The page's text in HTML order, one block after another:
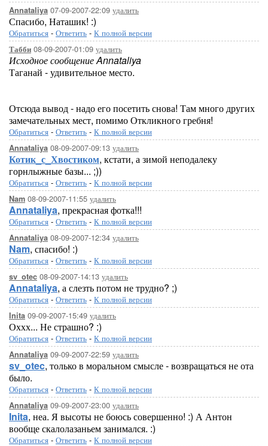
Annataliya 07-09-2007-22:09 удалить
Спасибо, Наташик! :)
Обратиться - Ответить - К полной версии
Табби 08-09-2007-01:09 удалить
Исходное сообщение Annataliya
Таганай - удивительное место.
Отсюда вывод - надо его посетить снова! Там много других
замечательных мест, помимо Откликного гребня!
Обратиться - Ответить - К полной версии
Annataliya 08-09-2007-09:13 удалить
Котик_с_Хвостиком, кстати, а зимой неподалеку
горнлыжные базы... ;))
Обратиться - Ответить - К полной версии
Nam 08-09-2007-11:55 удалить
Annataliya, прекрасная фотка!!!
Обратиться - Ответить - К полной версии
Annataliya 08-09-2007-12:34 удалить
Nam, спасибо! :)
Обратиться - Ответить - К полной версии
sv_otec 08-09-2007-14:13 удалить
Annataliya, а слезть потом не трудно? ;)
Обратиться - Ответить - К полной версии
Inita 09-09-2007-15:49 удалить
Оххх... Не страшно? :)
Обратиться - Ответить - К полной версии
Annataliya 09-09-2007-22:59 удалить
sv_otec, только в моральном смысле - возвращаться не ота
было.
Обратиться - Ответить - К полной версии
Annataliya 09-09-2007-23:00 удалить
Inita, неа. Я высоты не боюсь совершенно! :) А Антон
вообще скалолазаньем занимался. :)
Обратиться - Ответить - К полной версии